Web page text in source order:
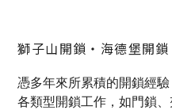
獅子山開鎖‧海德堡開鎖
憑多年來所累積的開鎖經
各類型開鎖工作，如門鎖